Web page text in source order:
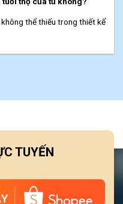
thể thiếu trong thiết kế
TUYẾN